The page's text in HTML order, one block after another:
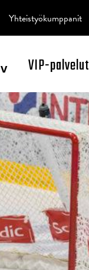
^ VIP-palvelut
Yhteistyökumppanit